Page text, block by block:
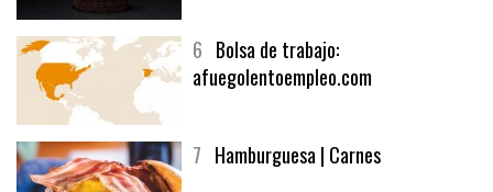
6 Bolsa de trabajo:
afuegolentoempleo.com
7 Hamburguesa | Carnes